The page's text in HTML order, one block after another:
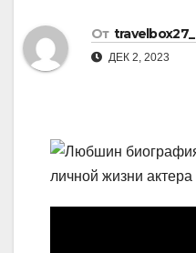
От travelbox27_
ДЕК 2, 2023